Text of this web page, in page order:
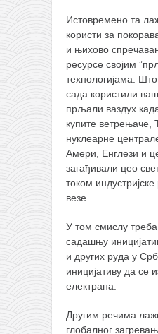
Истовремено та
користи за
и њихово
ресурсе својим
технологијама.
сада користили
прљали ваздух
купите ветрењаче,
нуклеарне
Амери, Енглези и
загађивали цео
током
везе.
У том смислу
садашњу
и других руда у
иницијативу да се
електрана.
Другим речима
глобалног